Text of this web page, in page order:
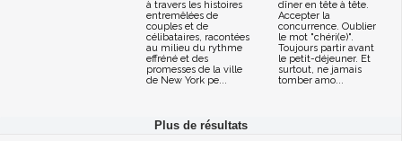
à travers les histoires
entremêlées de
couples et de
célibataires, racontées
au milieu du rythme
effréné et des
promesses de la ville
de New York pe...
dîner en tête à tête.
Accepter la
concurrence. Oublier
le mot "chéri(e)".
Toujours partir avant
le petit-déjeuner. Et
surtout, ne jamais
tomber amo...